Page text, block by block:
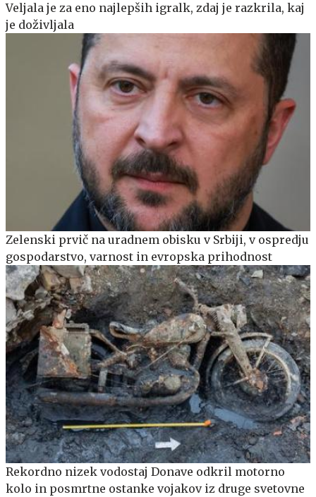
Veljala je za eno najlepših igralk, zdaj je razkrila, kaj
je doživljala
Zelenski prvič na uradnem obisku v Srbiji, v ospredju
gospodarstvo, varnost in evropska prihodnost
Rekordno nizek vodostaj Donave odkril motorno
kolo in posmrtne ostanke vojakov iz druge svetovne